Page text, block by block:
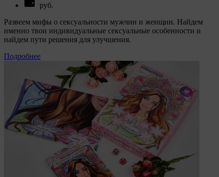
руб.
Развеем мифы о сексуальности мужчин и женщин. Найдем
именно твои индивидуальные сексуальные особенности и
найдем пути решения для улучшения.
Подробнее